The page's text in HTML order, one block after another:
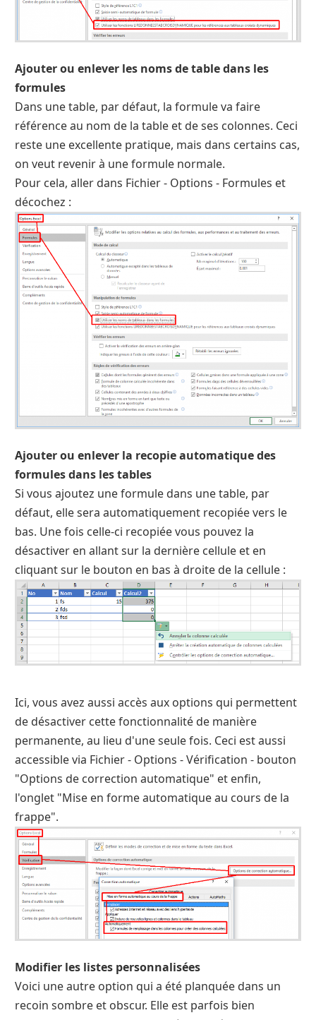
Ajouter ou enlever les noms de table dans les
formules
Dans une table, par défaut, la formule va faire
référence au nom de la table et de ses colonnes. Ceci
reste une excellente pratique, mais dans certains cas,
on veut revenir à une formule normale.
Pour cela, aller dans Fichier - Options - Formules et
décochez :
Ajouter ou enlever la recopie automatique des
formules dans les tables
Si vous ajoutez une formule dans une table, par
défaut, elle sera automatiquement recopiée vers le
bas. Une fois celle-ci recopiée vous pouvez la
désactiver en allant sur la dernière cellule et en
cliquant sur le bouton en bas à droite de la cellule :
Ici, vous avez aussi accès aux options qui permettent
de désactiver cette fonctionnalité de manière
permanente, au lieu d'une seule fois. Ceci est aussi
accessible via Fichier - Options - Vérification - bouton
"Options de correction automatique" et enfin,
l'onglet "Mise en forme automatique au cours de la
frappe".
Modifier les listes personnalisées
Voici une autre option qui a été planquée dans un
recoin sombre et obscur. Elle est parfois bien